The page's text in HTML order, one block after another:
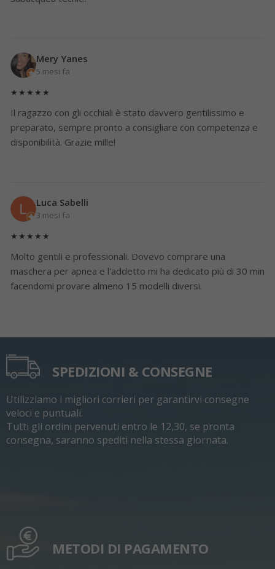
Mery Yanes
5 mesi fa
★★★★★
Il ragazzo con gli occhiali è stato davvero gentilissimo e
preparato, sempre pronto a consigliare con competenza e
disponibilità. Grazie mille!
Luca Sabelli
3 mesi fa
★★★★★
Molto gentili e professionali. Dovevo comprare una
maschera per apnea e l'addetto mi ha dedicato più di 30 min
facendomi provare almeno 15 modelli diversi.
SPEDIZIONI & CONSEGNE
Utilizziamo i migliori corrieri per garantirvi consegne
veloci e puntuali.
Tutti gli ordini pervenuti entro le 12,30, se pronta
consegna, saranno spediti nella stessa giornata.
METODI DI PAGAMENTO